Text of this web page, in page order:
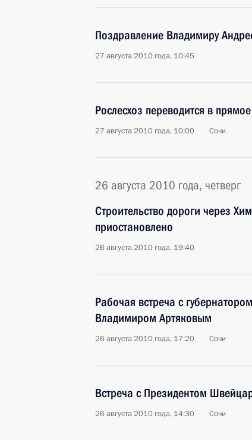
Поздравление Владимиру
27 августа 2010 года, 10:45
Рослесхоз переводится в
27 августа 2010 года, 10:00 Сочи
26 августа 2010 года, четверг
Строительство дороги через
приостановлено
26 августа 2010 года, 19:40
Рабочая встреча с
Владимиром Артяковым
26 августа 2010 года, 17:20 Сочи
Встреча с Президентом
26 августа 2010 года, 14:30 Сочи